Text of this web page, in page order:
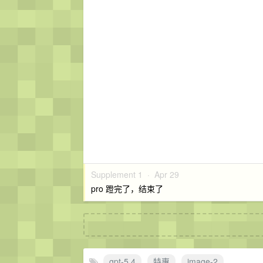
Supplement 1 · Apr 29
pro 蹬完了，结束了